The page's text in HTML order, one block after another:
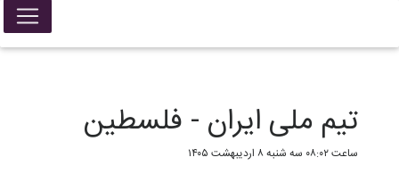
False{ return; }
تیم ملی ایران - فلسطین
ساعت ۰۸:۰۲ سه شنبه ۸ اردیبهشت ۱۴۰۵